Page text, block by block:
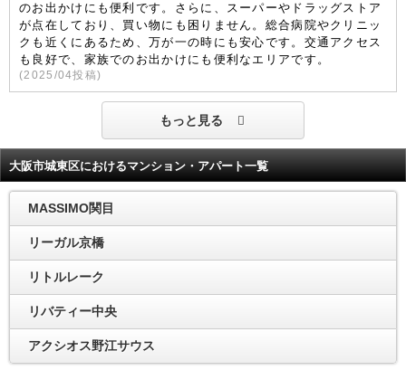
のお出かけにも便利です。さらに、スーパーやドラッグストア
が点在しており、買い物にも困りません。総合病院やクリニッ
クも近くにあるため、万が一の時にも安心です。交通アクセス
も良好で、家族でのお出かけにも便利なエリアです。
(2025/04投稿)
もっと見る
大阪市城東区におけるマンション・アパート一覧
MASSIMO関目
リーガル京橋
リトルレーク
リバティー中央
アクシオス野江サウス